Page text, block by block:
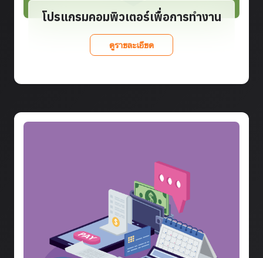
โปรแกรมคอมพิวเตอร์เพื่อการทำงาน
ดูรายละเอียด